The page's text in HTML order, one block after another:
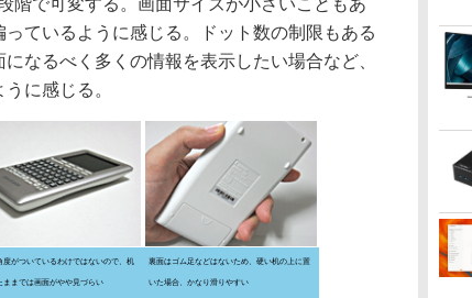
で可変する。画面サイズが小さいこともあ
ているように感じる。ドット数の制限もある
なるべく多くの情報を表示したい場合など、
に感じる。
度がついているわけではないので、机
ままでは画面がやや見づらい
裏面はゴム足などはないため、硬い机の上に置
いた場合、かなり滑りやすい